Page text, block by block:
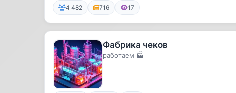
про...
4 482 716 17
Фабрика чеков
работаем 🏭